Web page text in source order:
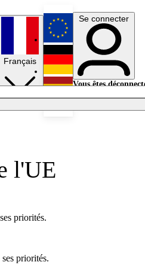
Français
English
Deutsch
Se connecter
Vous êtes
l'UE
priorités.
priorités.